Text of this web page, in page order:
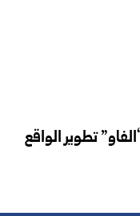
تطوير الواقع